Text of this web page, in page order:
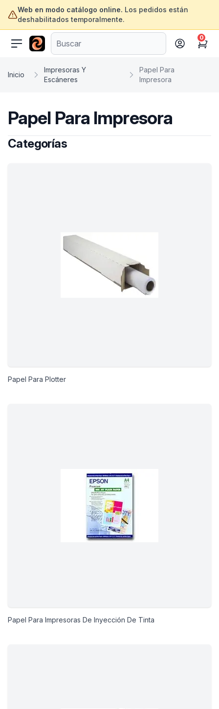
Web en modo catálogo online. Los pedidos están
deshabilitados temporalmente.
ofertasinformatica.com
Cart
0
Inicio
Impresoras Y
Escáneres
Papel Para
Impresora
Papel Para Impresora
Categorías
Papel Para Plotter
Papel Para Impresoras De Inyección De Tinta